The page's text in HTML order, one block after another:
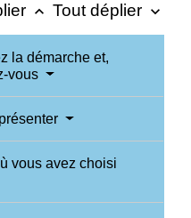
keyboard_arrow_up Tout déplier keyboard_arrow_down
la démarche et,
vous
vous avez choisi